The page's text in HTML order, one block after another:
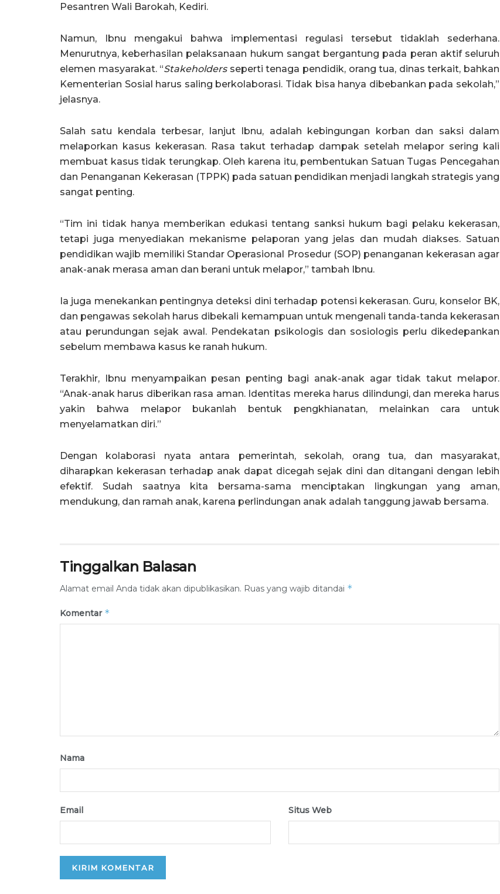
Pesantren Wali Barokah, Kediri.
Namun, Ibnu mengakui bahwa implementasi regulasi tersebut tidaklah sederhana.
Menurutnya, keberhasilan pelaksanaan hukum sangat bergantung pada peran aktif seluruh
elemen masyarakat. “Stakeholdersseperti tenaga pendidik, orang tua, dinas terkait, bahkan
Kementerian Sosial harus saling berkolaborasi. Tidak bisa hanya dibebankan pada sekolah,”
jelasnya.
Salah satu kendala terbesar, lanjut Ibnu, adalah kebingungan korban dan saksi dalam
melaporkan kasus kekerasan. Rasa takut terhadap dampak setelah melapor sering kali
membuat kasus tidak terungkap. Oleh karena itu, pembentukan Satuan Tugas Pencegahan
dan Penanganan Kekerasan (TPPK) pada satuan pendidikan menjadi langkah strategis yang
sangat penting.
“Tim ini tidak hanya memberikan edukasi tentang sanksi hukum bagi pelaku kekerasan,
tetapi juga menyediakan mekanisme pelaporan yang jelas dan mudah diakses. Satuan
pendidikan wajib memiliki Standar Operasional Prosedur (SOP) penanganan kekerasan agar
anak-anak merasa aman dan berani untuk melapor,” tambah Ibnu.
Ia juga menekankan pentingnya deteksi dini terhadap potensi kekerasan. Guru, konselor BK,
dan pengawas sekolah harus dibekali kemampuan untuk mengenali tanda-tanda kekerasan
atau perundungan sejak awal. Pendekatan psikologis dan sosiologis perlu dikedepankan
sebelum membawa kasus ke ranah hukum.
Terakhir, Ibnu menyampaikan pesan penting bagi anak-anak agar tidak takut melapor.
“Anak-anak harus diberikan rasa aman. Identitas mereka harus dilindungi, dan mereka harus
yakin bahwa melapor bukanlah bentuk pengkhianatan, melainkan cara untuk
menyelamatkan diri.”
Dengan kolaborasi nyata antara pemerintah, sekolah, orang tua, dan masyarakat,
diharapkan kekerasan terhadap anak dapat dicegah sejak dini dan ditangani dengan lebih
efektif. Sudah saatnya kita bersama-sama menciptakan lingkungan yang aman,
mendukung, dan ramah anak, karena perlindungan anak adalah tanggung jawab bersama.
Tinggalkan Balasan
Alamat email Anda tidak akan dipublikasikan. Ruas yang wajib ditandai *
Komentar *
Nama
Email Situs Web